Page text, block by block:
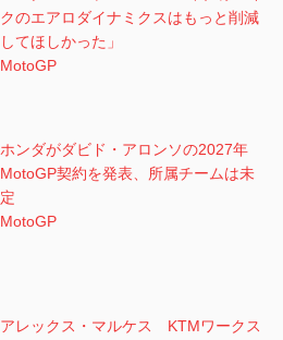
クのエアロダイナミクスはもっと削減
してほしかった」
MotoGP
ホンダがダビド・アロンソの2027年
MotoGP契約を発表、所属チームは未
定
MotoGP
アレックス・マルケス KTMワークス